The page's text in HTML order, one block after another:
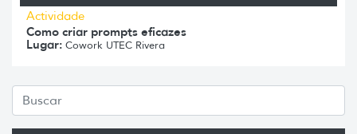
Actividade
Como criar prompts eficazes
Lugar: Cowork UTEC Rivera